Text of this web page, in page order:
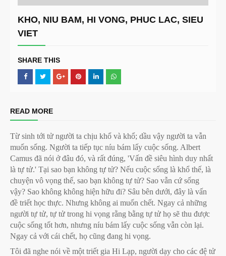
KHO, NIU BAM, HI VONG, PHUC LAC, SIEU
VIET
SHARE THIS
READ MORE
Từ sinh tới tử người ta chịu khổ và khổ; dầu vậy người ta vẫn
muốn sống. Người ta tiếp tục níu bám lấy cuộc sống. Albert
Camus đã nói ở đâu đó, và rất đúng, 'Vấn đề siêu hình duy nhất
là tự tử.' Tại sao bạn không tự tử? Nếu cuộc sống là khổ thế, là
chuyện vô vọng thế, sao bạn không tự tử? Sao vẫn cứ sống
vậy? Sao không không hiện hữu đi? Sâu bên dưới, đây là vấn
đề triết học thực. Nhưng không ai muốn chết. Ngay cả những
người tự tử, tự tử trong hi vọng rằng bằng tự tử họ sẽ thu được
cuộc sống tốt hơn, nhưng níu bám lấy cuộc sống vẫn còn lại.
Ngay cả với cái chết, họ cũng đang hi vọng.
Tôi đã nghe nói về một triết gia Hi Lạp, người dạy cho các đệ tử